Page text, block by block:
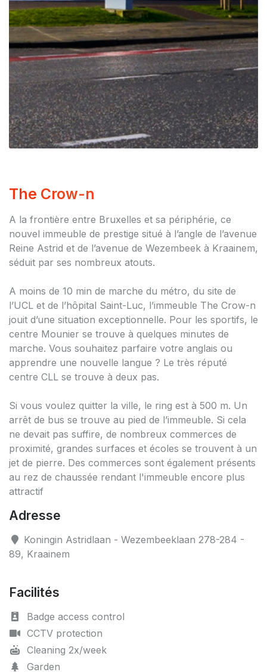
The Crow-n
A la frontière entre Bruxelles et sa périphérie, ce
nouvel immeuble de prestige situé à l’angle de l’avenue
Reine Astrid et de l’avenue de Wezembeek à Kraainem,
séduit par ses nombreux atouts.
A moins de 10 min de marche du métro, du site de
l’UCL et de l’hôpital Saint-Luc, l’immeuble The Crow-n
jouit d’une situation exceptionnelle. Pour les sportifs, le
centre Mounier se trouve à quelques minutes de
marche. Vous souhaitez parfaire votre anglais ou
apprendre une nouvelle langue ? Le très réputé
centre CLL se trouve à deux pas.
Si vous voulez quitter la ville, le ring est à 500 m. Un
arrêt de bus se trouve au pied de l’immeuble. Si cela
ne devait pas suffire, de nombreux commerces de
proximité, grandes surfaces et écoles se trouvent à un
jet de pierre. Des commerces sont également présents
au rez de chaussée rendant l'immeuble encore plus
attractif
Adresse
Koningin Astridlaan - Wezembeeklaan 278-284 -
89, Kraainem
Facilités
Badge access control
CCTV protection
Cleaning 2x/week
Garden